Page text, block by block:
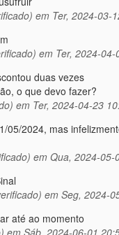
em Ter, 2024-03-
em Ter, 2024-04-
duas vezes
o que devo fazer?
em Ter, 2024-04-23
05/2024, mas
em Qua, 2024-05-
em Seg, 2024-
até ao momento
em Sáb, 2024-06-01